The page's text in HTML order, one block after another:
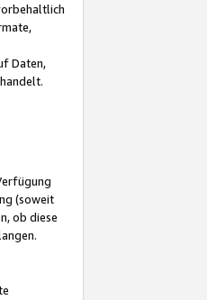
Daten,
(soweit
ob diese